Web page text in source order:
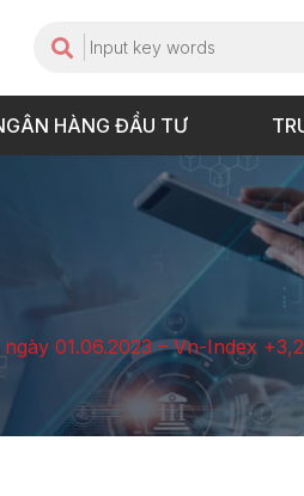
HÀNG ĐẦU TƯ
01.06.2023 – Vn-Index